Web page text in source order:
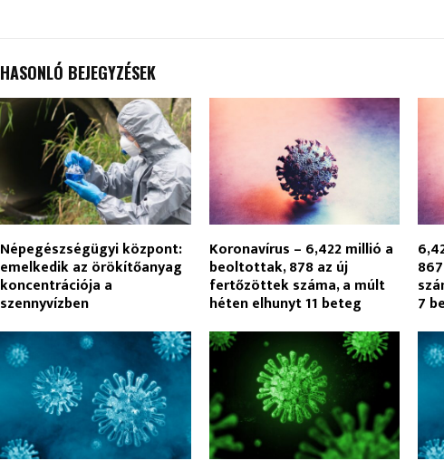
HASONLÓ BEJEGYZÉSEK
Népegészségügyi központ:
emelkedik az örökítőanyag
koncentrációja a
szennyvízben
Koronavírus – 6,422 millió a
beoltottak, 878 az új
fertőzöttek száma, a múlt
héten elhunyt 11 beteg 7